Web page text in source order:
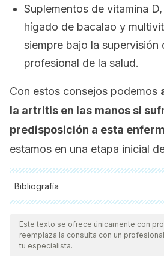
Suplementos de vitamina
hígado de bacalao y
siempre bajo la supervisión
profesional de la salud.
Con estos consejos podemos
la artritis en las manos si
predisposición a esta
estamos en una etapa inicial
Bibliografía
Todas las fuentes citadas fueron
nuestro equipo, para asegurar su
vigencia y validez.La bibliografía
Este texto se ofrece únicamente con
reemplaza la consulta con un
tu especialista.